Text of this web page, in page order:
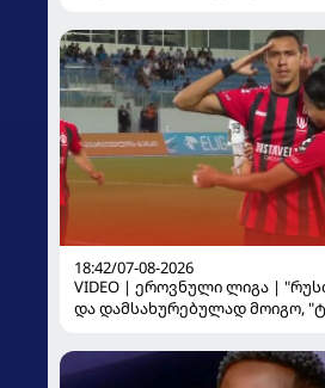
18:42/07-08-2026
VIDEO | ეროვნული ლიგა |
და დამსახურებულად მოიგო,